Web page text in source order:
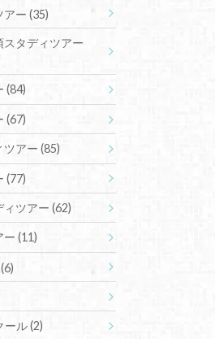
アー(35)
タディツアー
(84)
(67)
ツアー(85)
(77)
ィツアー(62)
ー(11)
(6)
ール(2)